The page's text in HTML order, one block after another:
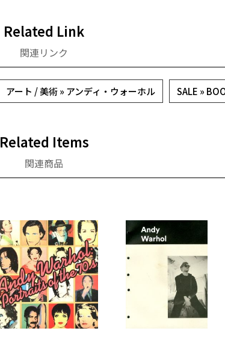
Related Link
関連リンク
アート / 美術 » アンディ・ウォーホル SALE »
Related Items
関連商品